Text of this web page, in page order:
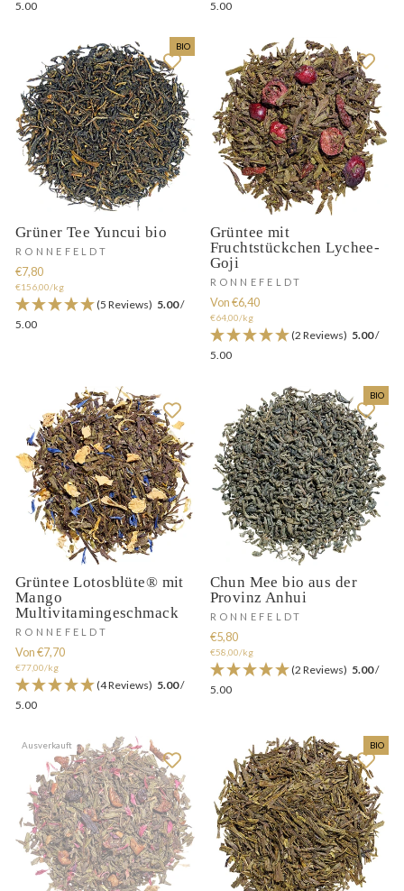
5.00 5.00
BIO
Grüner Tee Yuncui bio
RONNEFELDT
€7,80
€156,00/kg
(5 Reviews) 5.00/
5.00
Grüntee mit
Fruchtstückchen Lychee-
Goji
RONNEFELDT
Von €6,40
€64,00/kg
(2 Reviews) 5.00/
5.00
Grüntee Lotosblüte® mit
Mango
Multivitamingeschmack
RONNEFELDT
Von €7,70
€77,00/kg
(4 Reviews) 5.00/
5.00
BIO
Chun Mee bio aus der
Provinz Anhui
RONNEFELDT
€5,80
€58,00/kg
(2 Reviews) 5.00/
5.00
Ausverkauft BIO